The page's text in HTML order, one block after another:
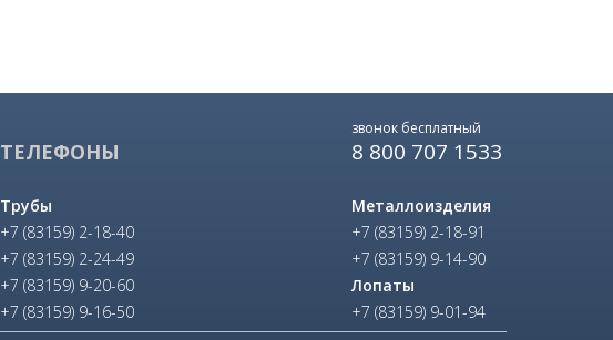
ТЕЛЕФОНЫ
Трубы
+7 (83159) 2-18-40
+7 (83159) 2-24-49
+7 (83159) 9-20-60
+7 (83159) 9-16-50
8 800 707 1533
звонок бесплатный
Металлоизделия
+7 (83159) 2-18-91
+7 (83159) 9-14-90
Лопаты
+7 (83159) 9-01-94